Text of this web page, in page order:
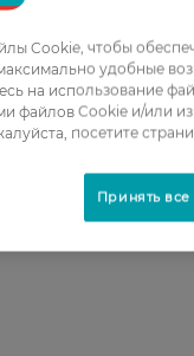
Cookie, чтобы
удобные
на использование
файлов Cookie и/или
посетите
Принять